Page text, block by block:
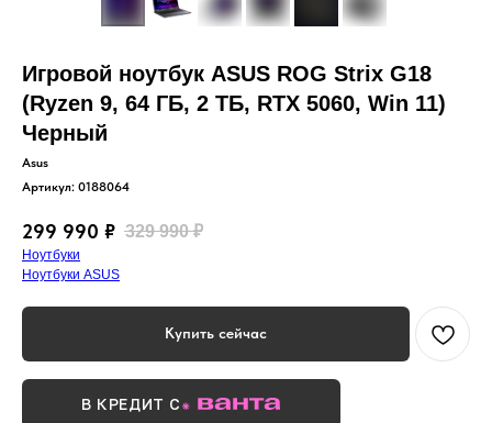
Игровой ноутбук ASUS ROG Strix G18
(Ryzen 9, 64 ГБ, 2 ТБ, RTX 5060, Win 11)
Черный
Asus
Артикул: 0188064
299 990 ₽ 329 990 ₽
Ноутбуки
Ноутбуки ASUS
Купить сейчас
В КРЕДИТ С